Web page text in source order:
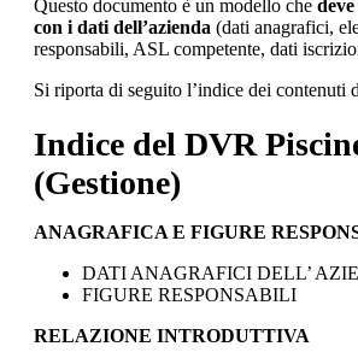
Questo documento è un modello che
con i dati dell’azienda (dati anagrafici,
responsabili, ASL competente, dati
Si riporta di seguito l’indice dei contenuti
Indice del DVR
(Gestione)
ANAGRAFICA E FIGURE
DATI ANAGRAFICI DELL’
FIGURE RESPONSABILI
RELAZIONE INTRODUTTIVA